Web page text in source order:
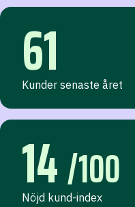
61
Kunder senaste året
14/100
Nöjd kund-index